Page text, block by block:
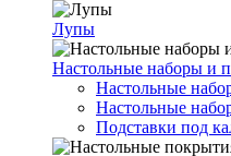
Лупы
Настольные наборы и
Настольные
Настольные
Подставки под